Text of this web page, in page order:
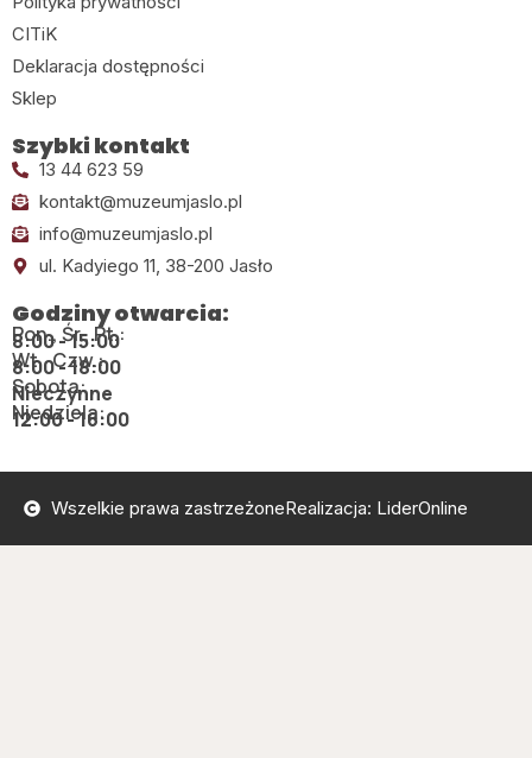
CITiK
Deklaracja dostępności
Sklep
Szybki kontakt
13 44 623 59
kontakt@muzeumjaslo.pl
info@muzeumjaslo.pl
ul. Kadyiego 11, 38-200 Jasło
Godziny otwarcia:
Pon., Śr., Pt.:
8:00 - 15:00
Wt., Czw.:
8:00 - 18:00
Sobota:
Nieczynne
Niedziela:
12:00 - 16:00
Wszelkie prawa zastrzeżoneRealizacja: LiderOnline